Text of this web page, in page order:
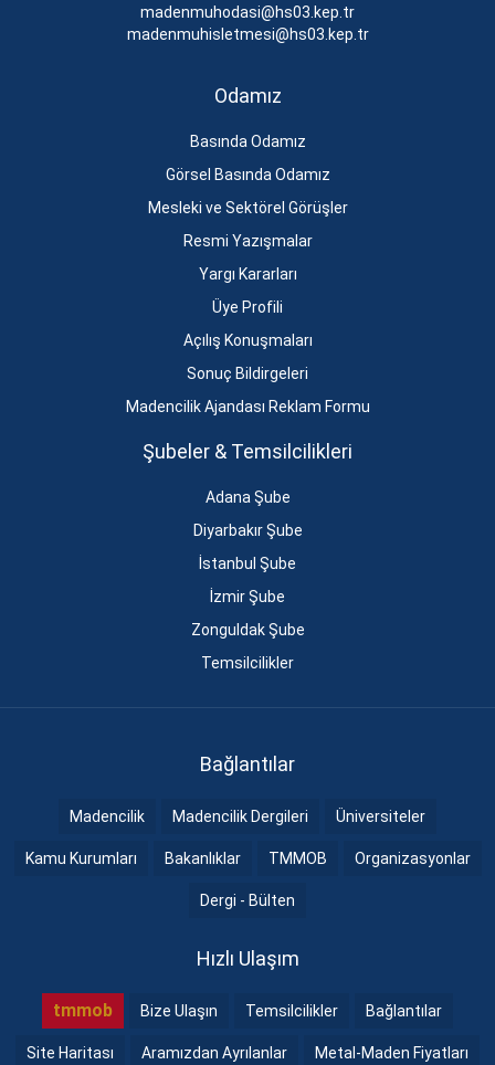
madenmuhodasi@hs03.kep.tr
madenmuhisletmesi@hs03.kep.tr
Odamız
Basında Odamız
Görsel Basında Odamız
Mesleki ve Sektörel Görüşler
Resmi Yazışmalar
Yargı Kararları
Üye Profili
Açılış Konuşmaları
Sonuç Bildirgeleri
Madencilik Ajandası Reklam Formu
Şubeler & Temsilcilikleri
Adana Şube
Diyarbakır Şube
İstanbul Şube
İzmir Şube
Zonguldak Şube
Temsilcilikler
Bağlantılar
Madencilik Madencilik Dergileri Üniversiteler
Kamu Kurumları Bakanlıklar TMMOB Organizasyonlar
Dergi - Bülten
Hızlı Ulaşım
tmmob Bize Ulaşın Temsilcilikler Bağlantılar
Site Haritası Aramızdan Ayrılanlar Metal-Maden Fiyatları